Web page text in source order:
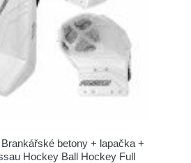
betony + lapačka +
Hockey Ball Hockey Full